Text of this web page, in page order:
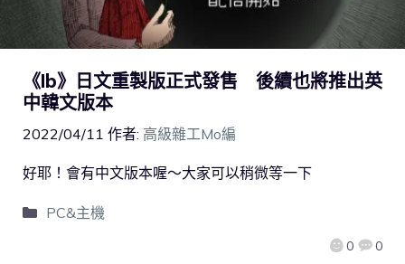
《Ib》日文重製版正式發售 後續也將推出英
中韓文版本
2022/04/11 作者: 高級雜工Mo編
0 0
好耶！會有中文版本喔～大家可以稍微等一下
PC&主機